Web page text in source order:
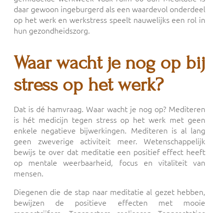
daar gewoon ingeburgerd als een waardevol onderdeel
op het werk en werkstress speelt nauwelijks een rol in
hun gezondheidszorg.
Waar wacht je nog op bij
stress op het werk?
Dat is dé hamvraag. Waar wacht je nog op? Mediteren
is hét medicijn tegen stress op het werk met geen
enkele negatieve bijwerkingen. Mediteren is al lang
geen zweverige activiteit meer. Wetenschappelijk
bewijs te over dat meditatie een positief effect heeft
op mentale weerbaarheid, focus en vitaliteit van
mensen.
Diegenen die de stap naar meditatie al gezet hebben,
bewijzen de positieve effecten met mooie